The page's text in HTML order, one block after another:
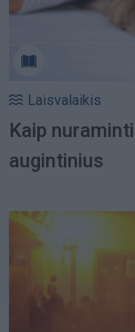
Laisvalaikis
Kaip
augintinius